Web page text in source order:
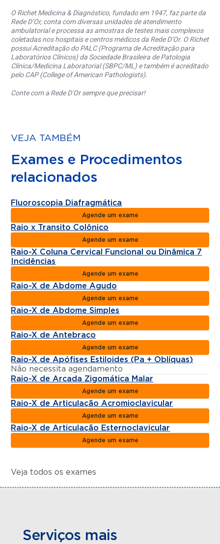
O Richet Medicina & Diagnóstico, fundado em 1947, faz parte da
Rede D’Or, conta com diversas unidades de atendimento
ambulatorial e processa as amostras de testes mais complexos
coletadas nos hospitais e centros médicos da Rede D’Or. O Richet
possui Acreditação do PALC (Programa de Acreditação para
Laboratórios Clínicos) da Sociedade Brasileira de Patologia
Clínica/Medicina Laboratorial (SBPC/ML) e também é acreditado
pelo CAP (College of American Pathologists).
Conte com a Rede D’Or sempre que precisar!
VEJA TAMBÉM
Exames e Procedimentos
relacionados
Fluoroscopia Diafragmática
Agende um exame
Raio x Transito Colônico
Agende um exame
Raio-X Coluna Cervical Funcional ou Dinâmica 7
Incidências
Agende um exame
Raio-X de Abdome Agudo
Agende um exame
Raio-X de Abdome Simples
Agende um exame
Raio-X de Antebraço
Agende um exame
Raio-X de Apófises Estiloides (Pa + Oblíquas)
Não necessita agendamento
Raio-X de Arcada Zigomática Malar
Agende um exame
Raio-X de Articulação Acromioclavicular
Agende um exame
Raio-X de Articulação Esternoclavicular
Agende um exame
Veja todos os exames
Serviços mais